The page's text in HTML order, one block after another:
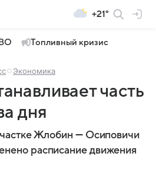
+21°
Топливный кризис
Экономика
часть
дня
Жлобин — Осиповичи
расписание движения